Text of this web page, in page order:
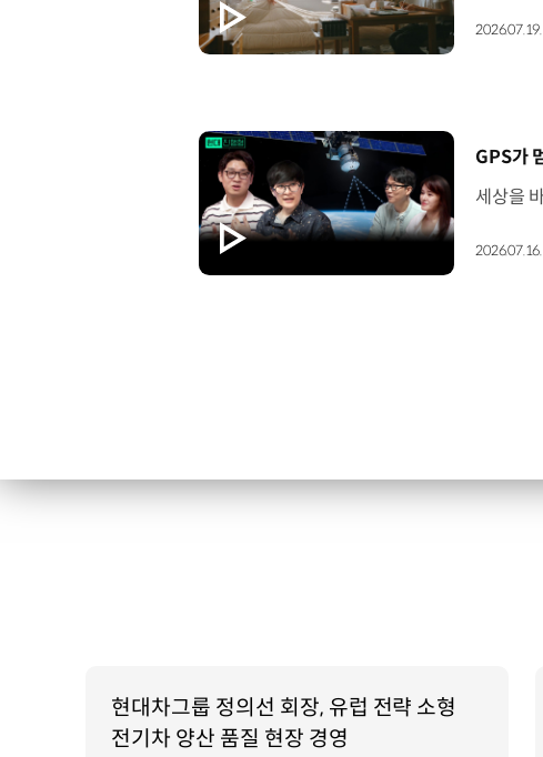
2026.07.19.
[동영상]
2026.07.16.
현대차그룹 정의선 회장, 유럽 전략 소형
전기차 양산 품질 현장 경영